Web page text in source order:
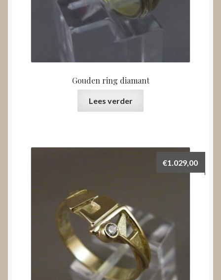
Gouden ring diamant
Lees verder
€1.029,00